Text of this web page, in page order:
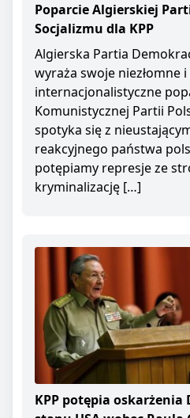
Poparcie Algierskiej
Socjalizmu dla KPP
Algierska Partia
wyraża swoje niezłomne
internacjonalistyczne
Komunistycznej Partii
spotyka się z
reakcyjnego państwa
potępiamy represje ze
kryminalizację […]
KPP potępia